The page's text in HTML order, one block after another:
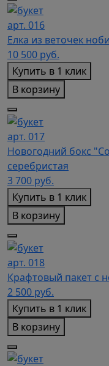
арт. 016
Елка из веточек
10 500 руб.
Купить в 1 клик
В корзину
арт. 017
Новогодний бокс
серебристая
3 700 руб.
Купить в 1 клик
В корзину
арт. 018
Крафтовый пакет с
2 500 руб.
Купить в 1 клик
В корзину